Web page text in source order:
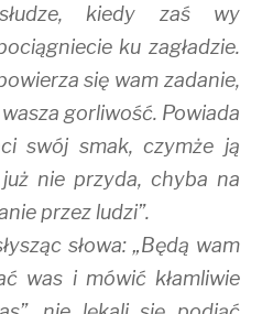
kiedy zaś wy
ku zagładzie.
się wam zadanie,
gorliwość. Powiada
swój smak, czymże ją
nie przyda, chyba na
przez ludzi”.
słowa: „Będą wam
was i mówić kłamliwie